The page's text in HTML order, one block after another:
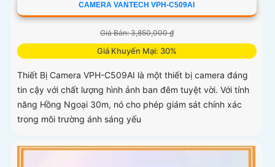
CAMERA VANTECH VPH-C509AI
Giá Bán: 3,850,000 ₫
Giá Khuyến Mại: 30%
Thiết Bị Camera VPH-C509AI là một thiết bị camera đáng
tin cậy với chất lượng hình ảnh ban đêm tuyệt vời. Với tính
năng Hồng Ngoại 30m, nó cho phép giám sát chính xác
trong môi trường ánh sáng yếu